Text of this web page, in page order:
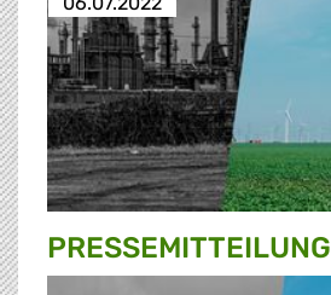
PRESSE­MITTEILUNG